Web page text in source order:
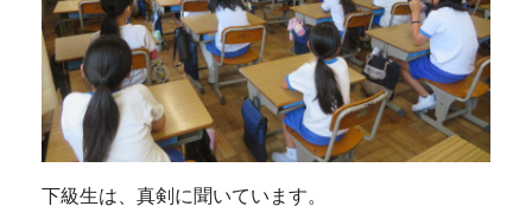
下級生は、真剣に聞いています。